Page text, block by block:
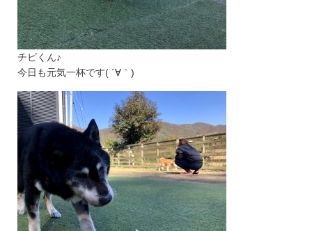
チビくん♪
今日も元気一杯です( ´∀｀)